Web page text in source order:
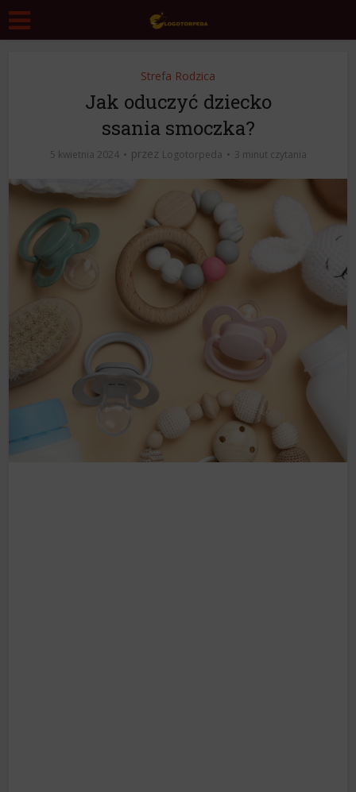
Strefa Rodzica
Jak oduczyć dziecko
ssania smoczka?
5 kwietnia 2024 przez Logotorpeda 3 minut czytania